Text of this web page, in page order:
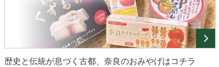
歴史と伝統が息づく古都、奈良のおみやげはコチラ